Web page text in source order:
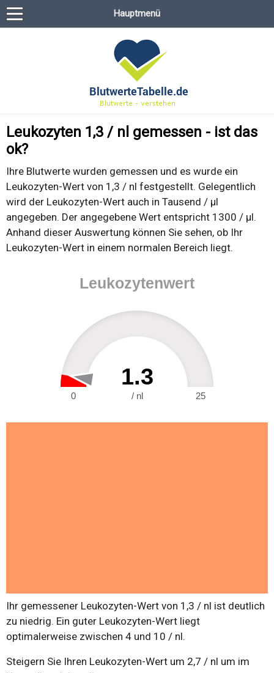
Hauptmenü
Leukozyten 1,3 / nl gemessen - ist das
ok?
Ihre Blutwerte wurden gemessen und es wurde ein
Leukozyten-Wert von 1,3 / nl festgestellt. Gelegentlich
wird der Leukozyten-Wert auch in Tausend / µl
angegeben. Der angegebene Wert entspricht 1300 / µl.
Anhand dieser Auswertung können Sie sehen, ob Ihr
Leukozyten-Wert in einem normalen Bereich liegt.
Leukozytenwert
1.3
/ nl
0 25
Ihr gemessener Leukozyten-Wert von 1,3 / nl ist deutlich
zu niedrig. Ein guter Leukozyten-Wert liegt
optimalerweise zwischen 4 und 10 / nl.
Steigern Sie Ihren Leukozyten-Wert um 2,7 / nl um im